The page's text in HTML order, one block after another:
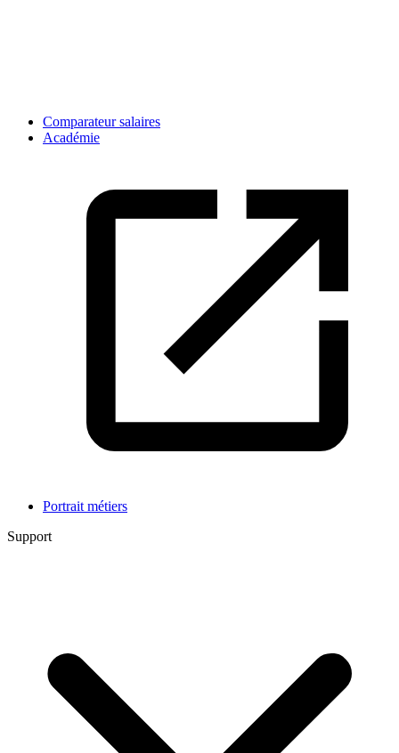
Comparateur salaires
Académie
Portrait métiers
Support